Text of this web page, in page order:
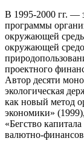
В 1995-2000 гг. —
программы
окружающей
окружающей
проектного
Автор десяти
экологическая
как новый метод
экономики»
«Бегство
валютно-